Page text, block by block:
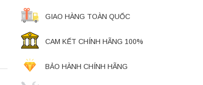
GIAO HÀNG TOÀN QUỐC
CAM KẾT CHÍNH HÃNG 100%
BẢO HÀNH CHÍNH HÃNG